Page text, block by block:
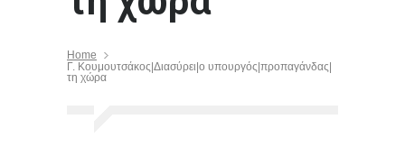
Home
Γ. Κουμουτσάκος|Διασύρει|ο υπουργός|προπαγάνδας|
τη χώρα